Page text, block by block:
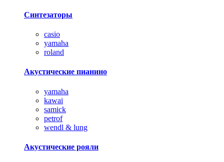
Синтезаторы
casio
yamaha
roland
Акустические пианино
yamaha
kawai
samick
petrof
wendl & lung
Акустические рояли